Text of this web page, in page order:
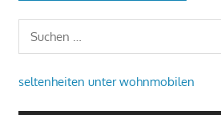
seltenheiten unter wohnmobilen